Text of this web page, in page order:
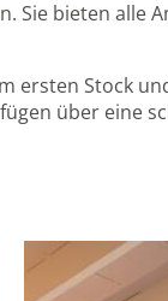
Sie bieten alle
ersten Stock
über eine